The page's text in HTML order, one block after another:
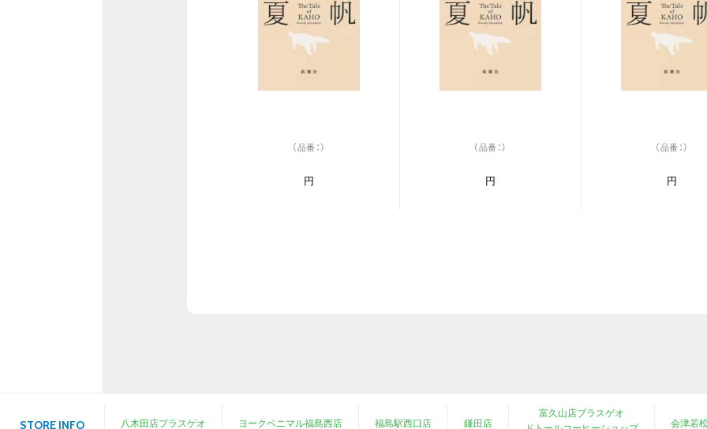
（品番：）
円
（品番：）
円
（品番：）
円
STORE INFO 八木田店プラスゲオ ヨークベニマル福島西店 福島駅西口店 鎌田店
富久山店プラスゲオ
会津若